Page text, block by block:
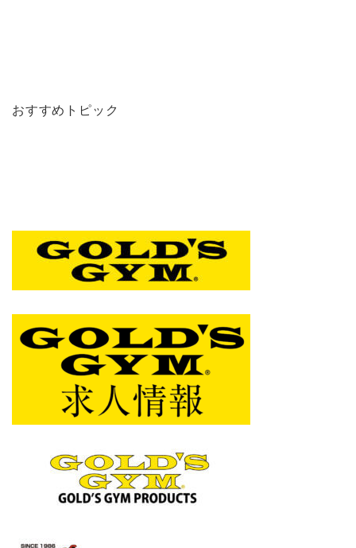
おすすめトピック